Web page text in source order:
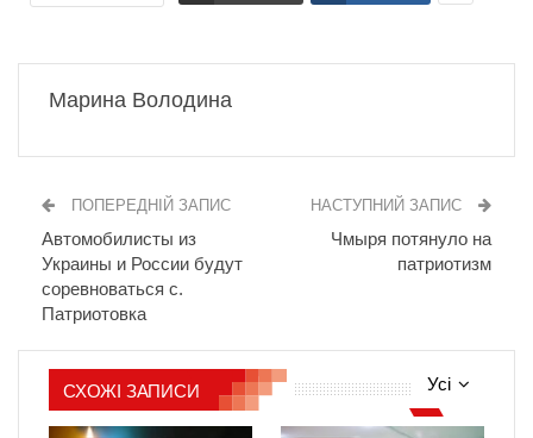
Марина Володина
ПОПЕРЕДНІЙ ЗАПИС
Автомобилисты из
Украины и России будут
соревноваться с.
Патриотовка
НАСТУПНИЙ ЗАПИС
Чмыря потянуло на
патриотизм
Усі
СХОЖІ ЗАПИСИ